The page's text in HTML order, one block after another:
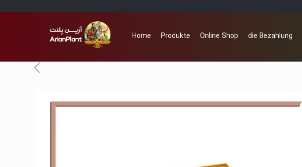
Home Produkte Online Shop die Bezahlung